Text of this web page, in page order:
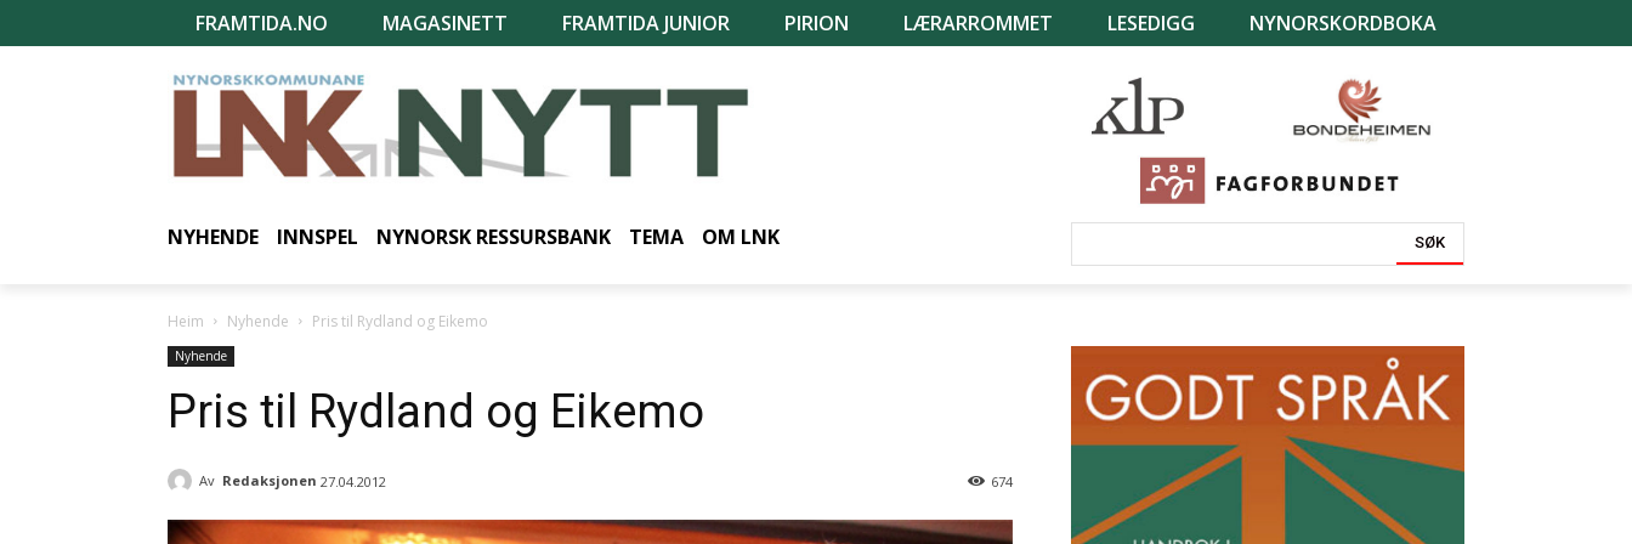
FRAMTIDA.NO MAGASINETT FRAMTIDA JUNIOR PIRION LÆRARROMMET LESEDIGG NYNORSKORDBOKA
NYHENDE INNSPEL NYNORSK RESSURSBANK TEMA OM LNK SØK
Heim Nyhende Pris til Rydland og Eikemo
Nyhende
Pris til Rydland og Eikemo
Av Redaksjonen 27.04.2012 674